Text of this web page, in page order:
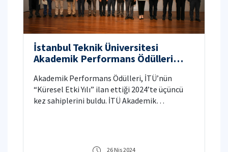
İstanbul Teknik Üniversitesi
Akademik Performans Ödülleri
Akademik Performans Ödülleri, İTÜ’nün
“Küresel Etki Yılı” ilan ettiği 2024’te üçüncü
kez sahiplerini buldu. İTÜ Akademik
26 Nis 2024